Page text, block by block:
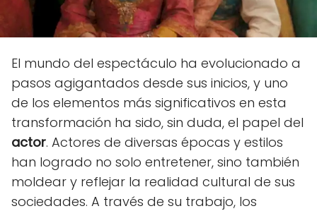
El mundo del espectáculo ha evolucionado a
pasos agigantados desde sus inicios, y uno
de los elementos más significativos en esta
transformación ha sido, sin duda, el papel del
actor. Actores de diversas épocas y estilos
han logrado no solo entretener, sino también
moldear y reflejar la realidad cultural de sus
sociedades. A través de su trabajo, los